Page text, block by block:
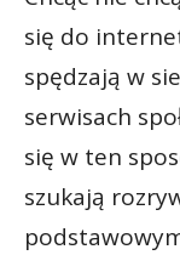
się do
spędzają w
serwisach
się w ten
szukają